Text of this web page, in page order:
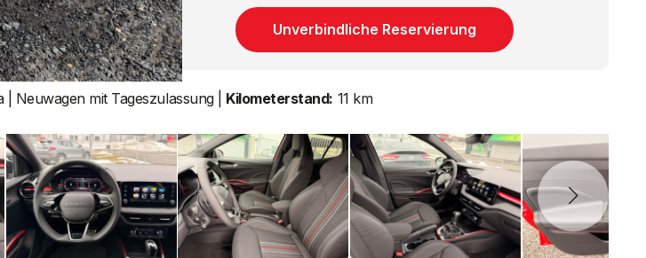
Unverbindliche Reservierung
| Neuwagen mit Tageszulassung | Kilometerstand: 11 km